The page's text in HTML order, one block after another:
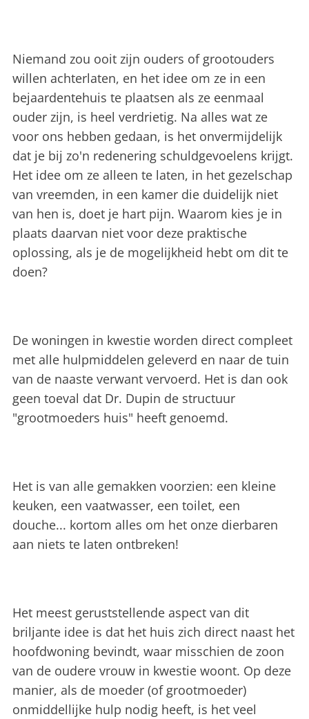
Niemand zou ooit zijn ouders of grootouders
willen achterlaten, en het idee om ze in een
bejaardentehuis te plaatsen als ze eenmaal
ouder zijn, is heel verdrietig. Na alles wat ze
voor ons hebben gedaan, is het onvermijdelijk
dat je bij zo'n redenering schuldgevoelens krijgt.
Het idee om ze alleen te laten, in het gezelschap
van vreemden, in een kamer die duidelijk niet
van hen is, doet je hart pijn. Waarom kies je in
plaats daarvan niet voor deze praktische
oplossing, als je de mogelijkheid hebt om dit te
doen?
De woningen in kwestie worden direct compleet
met alle hulpmiddelen geleverd en naar de tuin
van de naaste verwant vervoerd. Het is dan ook
geen toeval dat Dr. Dupin de structuur
"grootmoeders huis" heeft genoemd.
Het is van alle gemakken voorzien: een kleine
keuken, een vaatwasser, een toilet, een
douche... kortom alles om het onze dierbaren
aan niets te laten ontbreken!
Het meest geruststellende aspect van dit
briljante idee is dat het huis zich direct naast het
hoofdwoning bevindt, waar misschien de zoon
van de oudere vrouw in kwestie woont. Op deze
manier, als de moeder (of grootmoeder)
onmiddellijke hulp nodig heeft, is het veel